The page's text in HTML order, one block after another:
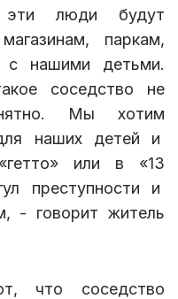
эти люди будут
паркам,
с нашими детьми.
соседство не
Мы хотим
наших детей и
или в «13
преступности и
- говорит житель
что соседство